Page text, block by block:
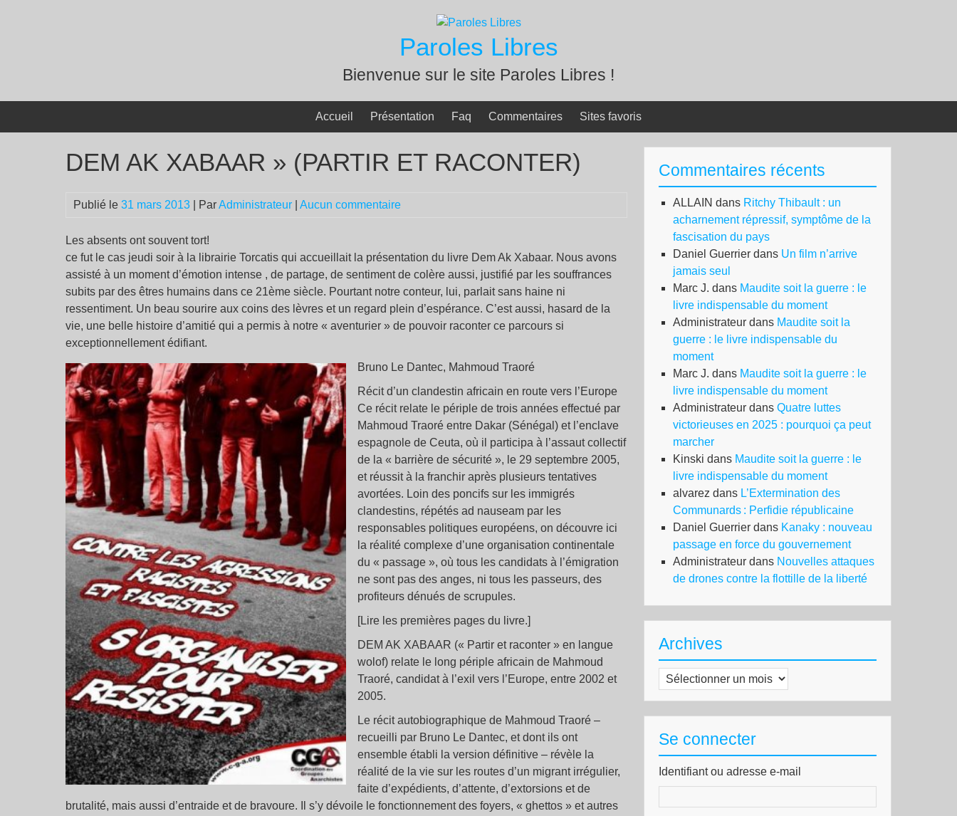
Paroles Libres
Bienvenue sur le site Paroles Libres !
Accueil Présentation Faq Commentaires Sites favoris
DEM AK XABAAR » (PARTIR ET RACONTER)
Publié le 31 mars 2013 | ParAdministrateur Aucun commentaire
Les absents ont souvent tort!
ce fut le cas jeudi soir à la librairie Torcatis qui accueillait la présentation du livre Dem Ak Xabaar. Nous avons
assisté à un moment d’émotion intense , de partage, de sentiment de colère aussi, justifié par les souffrances
subits par des êtres humains dans ce 21ème siècle. Pourtant notre conteur, lui, parlait sans haine ni
ressentiment. Un beau sourire aux coins des lèvres et un regard plein d’espérance. C’est aussi, hasard de la
vie, une belle histoire d’amitié qui a permis à notre « aventurier » de pouvoir raconter ce parcours si
exceptionnellement édifiant.
Bruno Le Dantec, Mahmoud Traoré
Récit d’un clandestin africain en route vers l’Europe
Ce récit relate le périple de trois années effectué par
Mahmoud Traoré entre Dakar (Sénégal) et l’enclave
espagnole de Ceuta, où il participa à l’assaut collectif
de la « barrière de sécurité », le 29 septembre 2005,
et réussit à la franchir après plusieurs tentatives
avortées. Loin des poncifs sur les immigrés
clandestins, répétés ad nauseam par les
responsables politiques européens, on découvre ici
la réalité complexe d’une organisation continentale
du « passage », où tous les candidats à l’émigration
ne sont pas des anges, ni tous les passeurs, des
profiteurs dénués de scrupules.
[Lire les premières pages du livre.]
DEM AK XABAAR (« Partir et raconter » en langue
wolof) relate le long périple africain de Mahmoud
Traoré, candidat à l’exil vers l’Europe, entre 2002 et
2005.
Le récit autobiographique de Mahmoud Traoré –
recueilli par Bruno Le Dantec, et dont ils ont
ensemble établi la version définitive – révèle la
réalité de la vie sur les routes d’un migrant irrégulier,
faite d’expédients, d’attente, d’extorsions et de
brutalité, mais aussi d’entraide et de bravoure. Il s’y dévoile le fonctionnement des foyers, « ghettos » et autres
Commentaires récents
ALLAIN dans Ritchy Thibault : un
acharnement répressif, symptôme de la
fascisation du pays
Daniel Guerrier dans Un film n’arrive
jamais seul
Marc J. dans Maudite soit la guerre : le
livre indispensable du moment
Administrateur dans Maudite soit la
guerre : le livre indispensable du
moment
Marc J. dans Maudite soit la guerre : le
livre indispensable du moment
Administrateur dans Quatre luttes
victorieuses en 2025 : pourquoi ça peut
marcher
Kinski dans Maudite soit la guerre : le
livre indispensable du moment
alvarez dans L’Extermination des
Communards : Perfidie républicaine
Daniel Guerrier dans Kanaky : nouveau
passage en force du gouvernement
Administrateur dans Nouvelles attaques
de drones contre la flottille de la liberté
Archives
Archives
Se connecter
Identifiant ou adresse e-mail